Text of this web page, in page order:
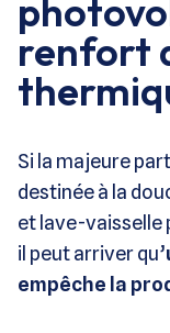
renfort
Si la majeure
destinée à la
et lave-vaisselle
il peut arriver qu’
empêche la